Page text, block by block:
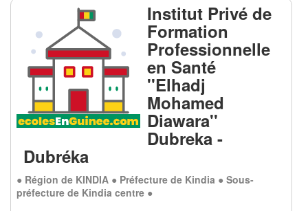
Institut Privé de
Formation
Professionnelle
en Santé
''Elhadj
Mohamed
Diawara''
Dubreka -
Dubréka
● Région de KINDIA ● Préfecture de Kindia ● Sous-
préfecture de Kindia centre ●